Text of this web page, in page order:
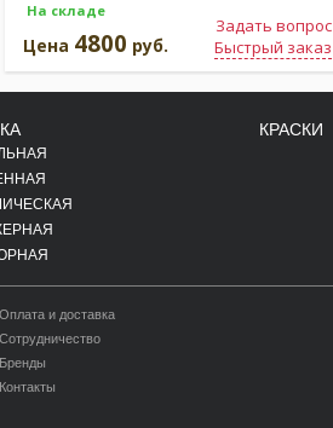
На складе
Задать вопрос
Быстрый заказ
Цена 4800 руб.
КРАСКИ
Оплата и доставка
Сотрудничество
Бренды
Контакты